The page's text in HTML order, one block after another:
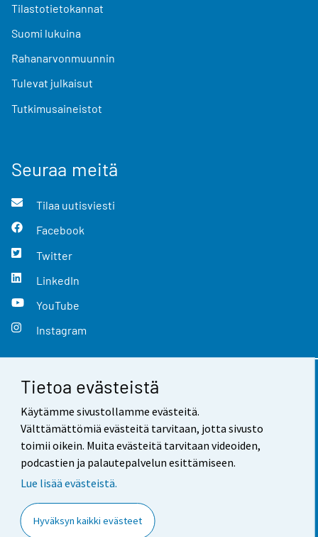
Tietoa evästeistä
Käytämme sivustollamme evästeitä.
Välttämättömiä evästeitä tarvitaan, jotta sivusto
toimii oikein. Muita evästeitä tarvitaan videoiden,
podcastien ja palautepalvelun esittämiseen.
Lue lisää evästeistä.
Hyväksyn kaikki evästeet
Tilastotietokannat
Suomi lukuina
Rahanarvonmuunnin
Tulevat julkaisut
Tutkimusaineistot
Seuraa meitä
Tilaa uutisviesti
Facebook
Twitter
LinkedIn
YouTube
Instagram
Yhteystiedot
Palaute
Käyttöehdot
Saavutettavuus
Tietoa sivustosta